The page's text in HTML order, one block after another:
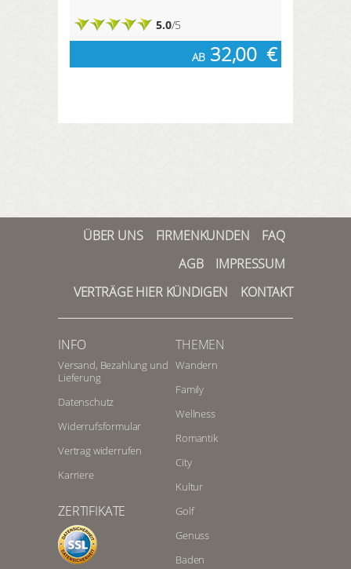
5.0/5
AB 32,00 €
ÜBER UNS FIRMENKUNDEN
FAQ
AGB
IMPRESSUM
VERTRÄGE HIER KÜNDIGEN
KONTAKT
INFO
Versand, Bezahlung und
Lieferung
Datenschutz
Widerrufsformular
Vertrag widerrufen
Karriere
ZERTIFIKATE
THEMEN
Wandern
Family
Wellness
Romantik
City
Kultur
Golf
Genuss
Baden